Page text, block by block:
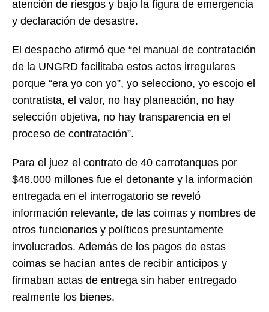
atención de riesgos y bajo la figura de emergencia
y declaración de desastre.
El despacho afirmó que “el manual de contratación
de la UNGRD facilitaba estos actos irregulares
porque “era yo con yo”, yo selecciono, yo escojo el
contratista, el valor, no hay planeación, no hay
selección objetiva, no hay transparencia en el
proceso de contratación”.
Para el juez el contrato de 40 carrotanques por
$46.000 millones fue el detonante y la información
entregada en el interrogatorio se reveló
información relevante, de las coimas y nombres de
otros funcionarios y políticos presuntamente
involucrados. Además de los pagos de estas
coimas se hacían antes de recibir anticipos y
firmaban actas de entrega sin haber entregado
realmente los bienes.